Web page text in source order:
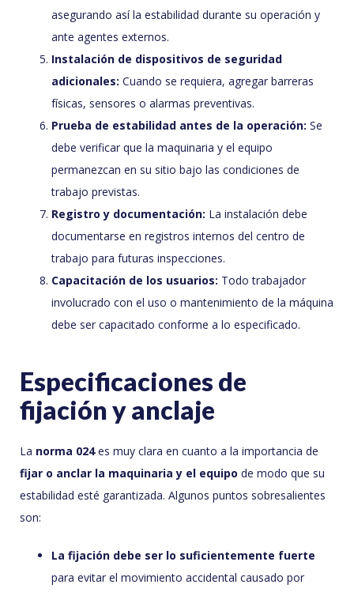
asegurando así la estabilidad durante su operación y
ante agentes externos.
Instalación de dispositivos de seguridad
adicionales: Cuando se requiera, agregar barreras
físicas, sensores o alarmas preventivas.
Prueba de estabilidad antes de la operación: Se
debe verificar que la maquinaria y el equipo
permanezcan en su sitio bajo las condiciones de
trabajo previstas.
Registro y documentación: La instalación debe
documentarse en registros internos del centro de
trabajo para futuras inspecciones.
Capacitación de los usuarios: Todo trabajador
involucrado con el uso o mantenimiento de la máquina
debe ser capacitado conforme a lo especificado.
Especificaciones de
fijación y anclaje
La norma 024es muy clara en cuanto a la importancia de
fijar o anclar la maquinaria y el equipo de modo que su
estabilidad esté garantizada. Algunos puntos sobresalientes
son:
La fijación debe ser lo suficientemente fuerte
para evitar el movimiento accidental causado por